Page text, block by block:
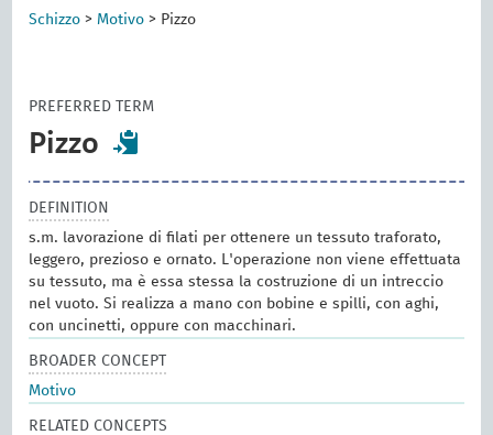
Schizzo > Motivo > Pizzo
PREFERRED TERM
Pizzo
DEFINITION
s.m. lavorazione di filati per ottenere un tessuto traforato,
leggero, prezioso e ornato. L'operazione non viene effettuata
su tessuto, ma è essa stessa la costruzione di un intreccio
nel vuoto. Si realizza a mano con bobine e spilli, con aghi,
con uncinetti, oppure con macchinari.
BROADER CONCEPT
Motivo
RELATED CONCEPTS